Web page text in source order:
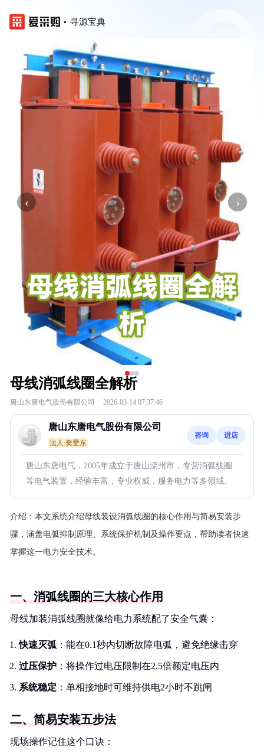
寻源宝典
‹ ›
母线消弧线圈全解析
唐山东唐电气股份有限公司 · 2026-03-14 07:37:46
唐山东唐电气股份有限公司
法人:樊爱东
咨询 进店
唐山东唐电气，2005年成立于唐山滦州市，专营消弧线圈
等电气装置，经验丰富，专业权威，服务电力等多领域。
介绍： 本文系统介绍母线装设消弧线圈的核心作用与简易安装步
骤，涵盖电弧抑制原理、系统保护机制及操作要点，帮助读者快速
掌握这一电力安全技术。
一、消弧线圈的三大核心作用
母线加装消弧线圈就像给电力系统配了安全气囊：
快速灭弧 ：能在0.1秒内切断故障电弧，避免绝缘击穿
过压保护 ：将操作过电压限制在2.5倍额定电压内
系统稳定 ：单相接地时可维持供电2小时不跳闸
二、简易安装五步法
现场操作记住这个口诀：